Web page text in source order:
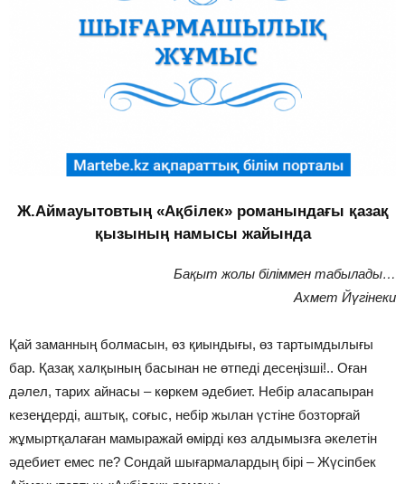
Ж.Аймауытовтың «Ақбілек» романындағы қазақ
қызының намысы жайында
Бақыт жолы біліммен табылады…
Ахмет Йүгінеки
Қай заманның болмасын, өз қиындығы, өз тартымдылығы
бар. Қазақ халқының басынан не өтпеді десеңізші!.. Оған
дәлел, тарих айнасы – көркем әдебиет. Небір аласапыран
кезеңдерді, аштық, соғыс, небір жылан үстіне бозторғай
жұмыртқалаған мамыражай өмірді көз алдымызға әкелетін
әдебиет емес пе? Сондай шығармалардың бірі – Жүсіпбек